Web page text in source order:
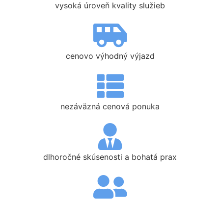
vysoká úroveň kvality služieb
cenovo výhodný výjazd
nezáväzná cenová ponuka
dlhoročné skúsenosti a bohatá prax